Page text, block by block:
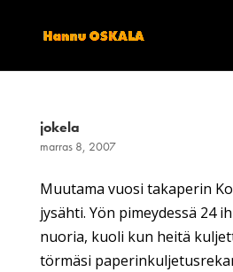
jokela
marras 8, 2007
Muutama vuosi takaperin
jysähti. Yön pimeydessä 24
nuoria, kuoli kun heitä
törmäsi